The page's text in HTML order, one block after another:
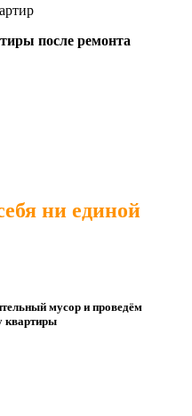
после ремонта
ни единой
мусор и проведём
квартиры